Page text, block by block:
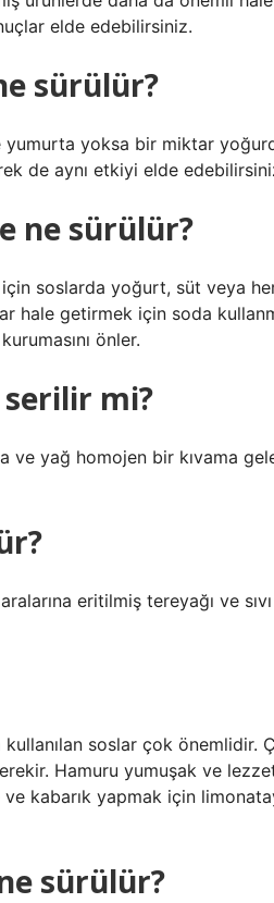
elde edebilirsiniz.
sürülür?
yumurta yoksa bir miktar
de aynı etkiyi elde
ne sürülür?
soslarda yoğurt, süt veya
getirmek için soda
önler.
serilir mi?
ve yağ homojen bir kıvama
eritilmiş tereyağı ve
soslar çok önemlidir.
Hamuru yumuşak ve
kabarık yapmak için
sürülür?